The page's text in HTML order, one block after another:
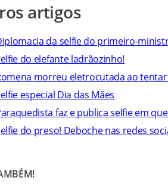
artigos
da selfie do primeiro-
do elefante ladrãozinho!
morreu eletrocutada ao
especial Dia das Mães
faz e publica selfie em
do preso! Deboche nas redes